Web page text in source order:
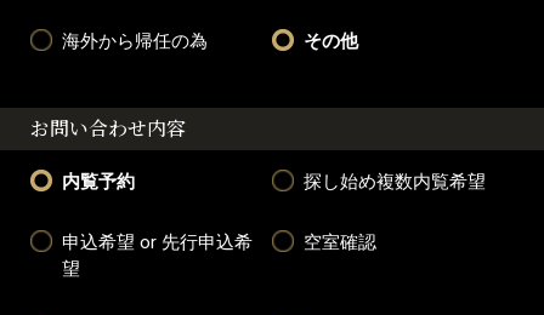
海外から帰任の為 その他
お問い合わせ内容
内覧予約 探し始め複数内覧希望
申込希望 or 先行申込希
望
空室確認